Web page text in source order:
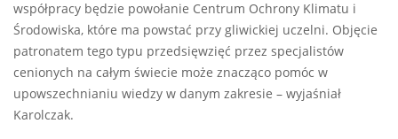
współpracy będzie powołanie Centrum Ochrony Klimatu i
Środowiska, które ma powstać przy gliwickiej uczelni. Objęcie
patronatem tego typu przedsięwzięć przez specjalistów
cenionych na całym świecie może znacząco pomóc w
upowszechnianiu wiedzy w danym zakresie – wyjaśniał
Karolczak.